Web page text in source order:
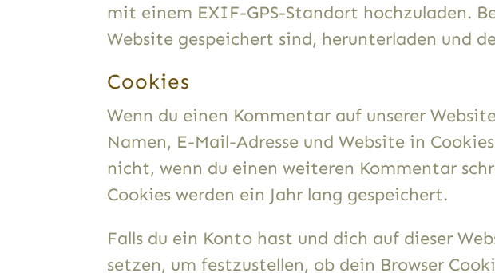
mit einem EXIF-GPS-Standort hochzuladen.
Website gespeichert sind, herunterladen und
Cookies
Wenn du einen Kommentar auf unserer
Namen, E-Mail-Adresse und Website in
nicht, wenn du einen weiteren Kommentar
Cookies werden ein Jahr lang gespeichert.
Falls du ein Konto hast und dich auf dieser
setzen, um festzustellen, ob dein Browser